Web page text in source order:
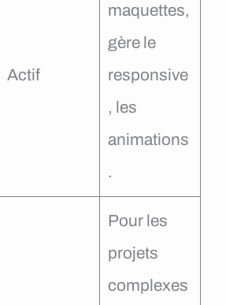
Actif
maquettes,
gère le
responsive
, les
animations
.
Pour les
projets
complexes